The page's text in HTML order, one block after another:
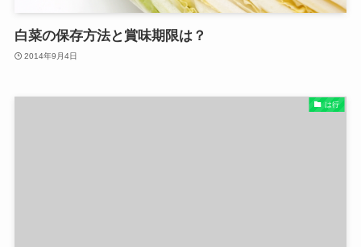
白菜の保存方法と賞味期限は？
2014年9月4日
は行